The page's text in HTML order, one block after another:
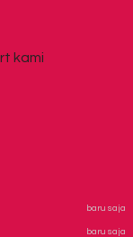
kami
baru saja
baru saja